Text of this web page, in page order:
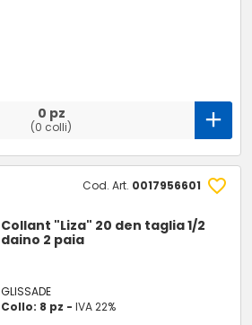
0 pz
(0 colli)
Cod. Art. 0017956601
Collant "Liza" 20 den taglia 1/2
daino 2 paia
GLISSADE
Collo: 8 pz -IVA 22%